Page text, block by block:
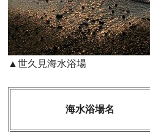
▲世久見海水浴場
海水浴場名